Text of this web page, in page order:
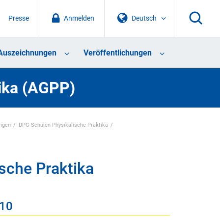
Deutsch
Anmelden
Presse
Veröffentlichungen
(AGPP)
DPG-Schulen Physikalische Praktika
Praktika